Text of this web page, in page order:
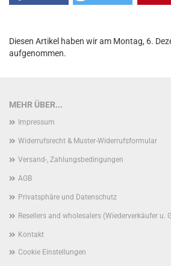
Diesen Artikel haben wir am Montag, 6.
aufgenommen.
MEHR ÜBER...
Impressum
Widerrufsrecht & Muster-Widerrufsformular
Versand-, Zahlungsbedingungen
AGB
Privatsphäre und Datenschutz
Resellers and wholesalers (Wiederverkäufer u.
Kontakt
Cookie Einstellungen